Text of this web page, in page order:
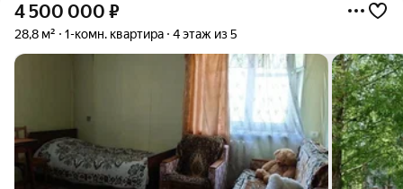
4 500 000 ₽
28,8 м² 1-комн. квартира 4 этаж из 5